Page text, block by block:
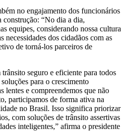
no engajamento dos funcionários
construção: “No dia a dia,
equipes, considerando nossa cultura
dos cidadãos com as
de torná-los parceiros de
seguro e eficiente para todos
para o crescimento
lentes e compreendemos que não
participamos de forma ativa na
no Brasil. Isso significa priorizar
com soluções de trânsito assertivas
inteligentes,” afirma o presidente